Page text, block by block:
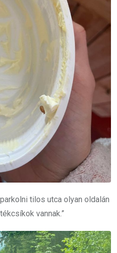
tilos utca olyan oldalán
vannak.”